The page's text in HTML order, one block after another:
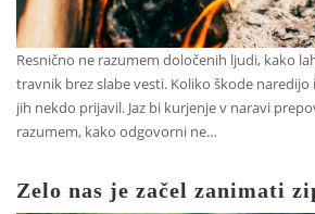
Resnično ne razumem določenih ljudi, kako
travnik brez slabe vesti. Koliko škode
jih nekdo prijavil. Jaz bi kurjenje v naravi
razumem, kako odgovorni ne…
Zelo nas je začel zanimati